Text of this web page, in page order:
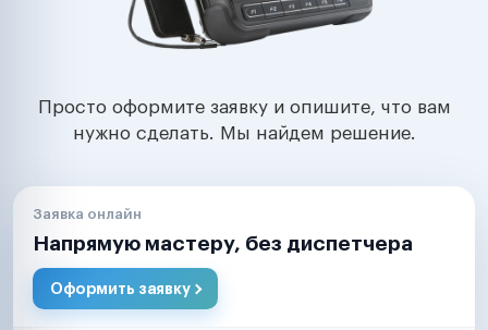
Просто оформите заявку и опишите, что вам
нужно сделать. Мы найдем решение.
Заявка онлайн
Напрямую мастеру, без диспетчера
Оформить заявку